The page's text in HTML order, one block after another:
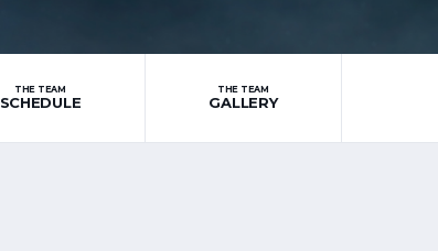
THE TEAM
SCHEDULE
THE TEAM
GALLERY